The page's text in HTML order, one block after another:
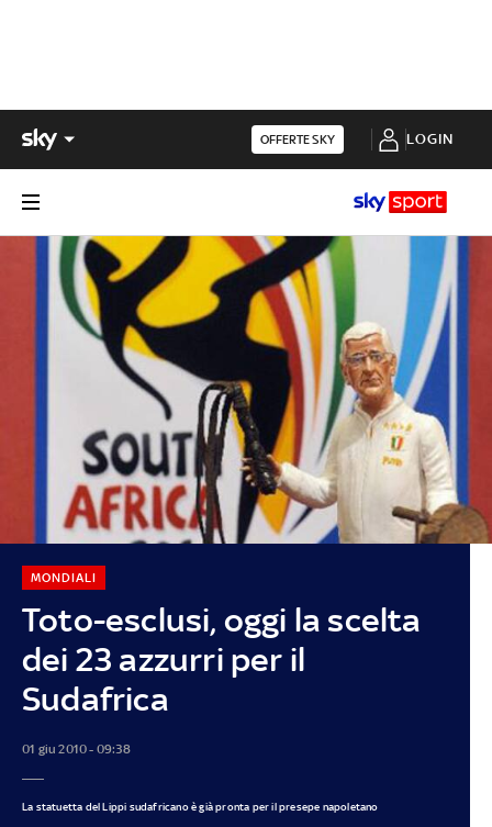
OFFERTE SKY LOGIN
Toto-esclusi, oggi la scelta
dei 23 azzurri per il
Sudafrica
MONDIALI
01 giu 2010 - 09:38
La statuetta del Lippi sudafricano è già pronta per il presepe napoletano